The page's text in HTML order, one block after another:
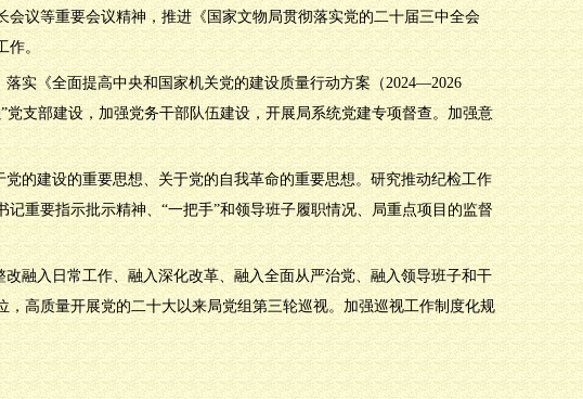
议等重要会议精神，推进《国家文物局贯彻落实党的二十届三中全会
作。
实《全面提高中央和国家机关党的建设质量行动方案（2024—2026
支部建设，加强党务干部队伍建设，开展局系统党建专项督查。加强意
的建设的重要思想、关于党的自我革命的重要思想。研究推动纪检工作
重要指示批示精神、“一把手”和领导班子履职情况、局重点项目的监督
融入日常工作、融入深化改革、融入全面从严治党、融入领导班子和干
高质量开展党的二十大以来局党组第三轮巡视。加强巡视工作制度化规